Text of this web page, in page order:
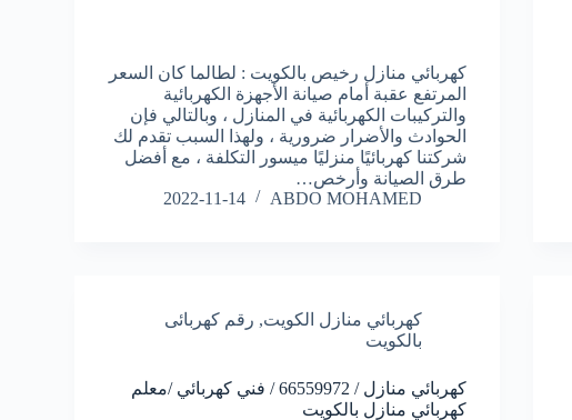
كهربائي منازل رخيص بالكويت : لطالما كان السعر
المرتفع عقبة أمام صيانة الأجهزة الكهربائية
والتركيبات الكهربائية في المنازل ، وبالتالي فإن
الحوادث والأضرار ضرورية ، ولهذا السبب تقدم لك
شركتنا كهربائيًا منزليًا ميسور التكلفة ، مع أفضل
طرق الصيانة وأرخص…
ABDO MOHAMED
2022-11-14
كهربائي منازل الكويت, رقم كهربائى
بالكويت
كهربائي منازل / 66559972 / فني كهربائي /معلم
كهربائي منازل بالكويت